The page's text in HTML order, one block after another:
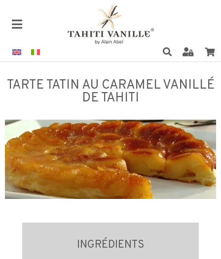
TARTE TATIN AU CARAMEL VANILLÉ
DE TAHITI
INGRÉDIENTS